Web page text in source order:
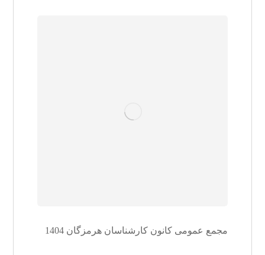
مجمع عمومی کانون کارشناسان هرمزگان 1404